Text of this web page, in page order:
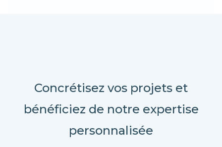
Concrétisez vos projets et
bénéficiez de notre expertise
personnalisée